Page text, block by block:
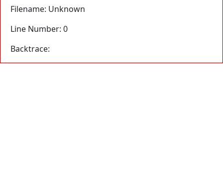
Filename: Unknown
Line Number: 0
Backtrace: